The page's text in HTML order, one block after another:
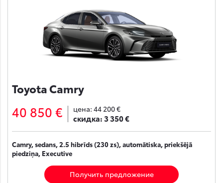
Toyota Camry
40 850 € цена: 44 200 €
скидка:3 350 €
Camry, sedans, 2.5 hibrīds (230 zs), automātiska, priekšējā
piedziņa, Executive
Получить предложение